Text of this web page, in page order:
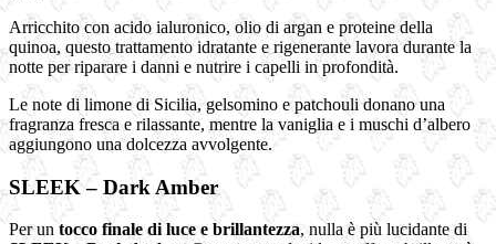
Arricchito con acido ialuronico, olio di argan e proteine della
quinoa, questo trattamento idratante e rigenerante lavora durante la
notte per riparare i danni e nutrire i capelli in profondità.
Le note di limone di Sicilia, gelsomino e patchouli donano una
fragranza fresca e rilassante, mentre la vaniglia e i muschi d’albero
aggiungono una dolcezza avvolgente.
SLEEK – Dark Amber
Per un tocco finale di luce e brillantezza, nulla è più lucidante di